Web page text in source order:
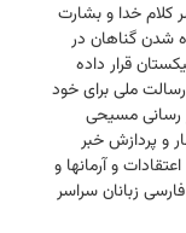
كلام خدا و بشارت
شدن گناهان در
قرار داده
ملی برای خود
رسانی مسیحی
و پردازش خبر
و آرمانها و
زبانان سراسر